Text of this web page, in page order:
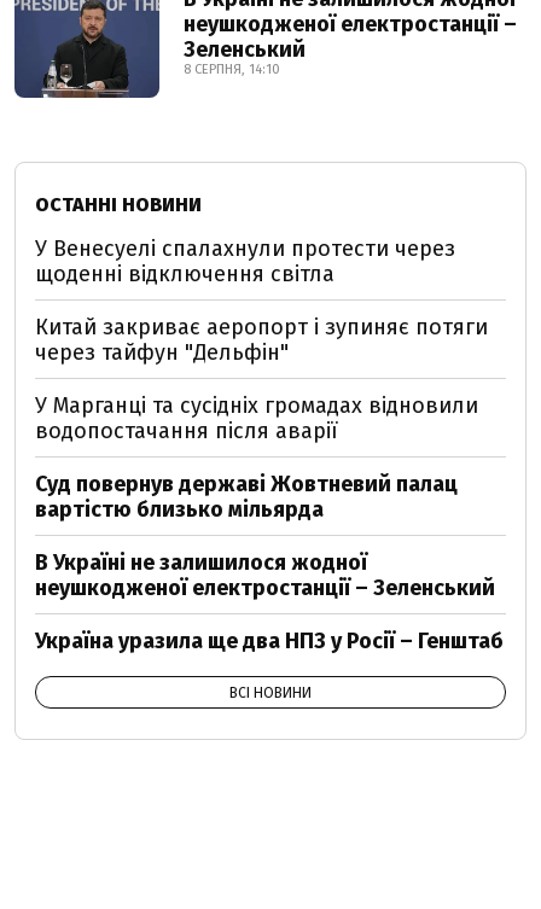
неушкодженої електростанції –
Зеленський
8 СЕРПНЯ, 14:10
ОСТАННІ НОВИНИ
У Венесуелі спалахнули протести через
щоденні відключення світла
Китай закриває аеропорт і зупиняє потяги
через тайфун "Дельфін"
У Марганці та сусідніх громадах відновили
водопостачання після аварії
Суд повернув державі Жовтневий палац
вартістю близько мільярда
В Україні не залишилося жодної
неушкодженої електростанції – Зеленський
Україна уразила ще два НПЗ у Росії – Генштаб
ВСІ НОВИНИ